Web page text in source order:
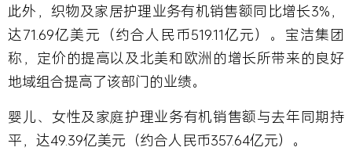
此外，织物及家居护理业务有机销售额同比增长3%，
达71.69亿美元（约合人民币519.11亿元）。宝洁集团
称，定价的提高以及北美和欧洲的增长所带来的良好
地域组合提高了该部门的业绩。
婴儿、女性及家庭护理业务有机销售额与去年同期持
平，达49.39亿美元（约合人民币357.64亿元）。